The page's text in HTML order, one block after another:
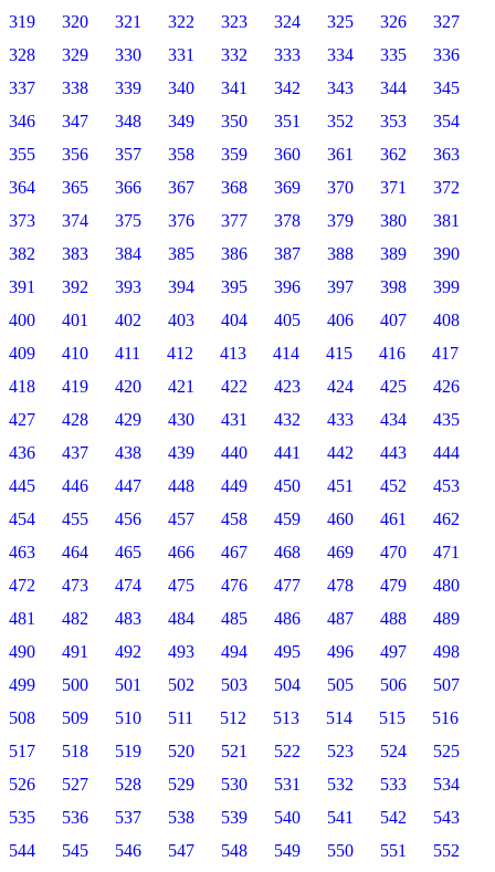
319
320 321 322 323 324 325 326
327
328
329 330 331 332 333 334 335
336
337
338 339 340 341 342 343 344
345
346
347 348 349 350 351 352 353
354
355
356 357 358 359 360 361 362
363
364
365 366 367 368 369 370 371
372
373
374 375 376 377 378 379 380
381
382
383 384 385 386 387 388 389
390
391
392 393 394 395 396 397 398
399
400
401 402 403 404 405 406 407
408
409
410 411 412 413 414 415 416
417
418
419 420 421 422 423 424 425
426
427
428 429 430 431 432 433 434
435
436
437 438 439 440 441 442 443
444
445
446 447 448 449 450 451 452
453
454
455 456 457 458 459 460 461
462
463
464 465 466 467 468 469 470
471
472
473 474 475 476 477 478 479
480
481
482 483 484 485 486 487 488
489
490
491 492 493 494 495 496 497
498
499
500 501 502 503 504 505 506
507
508
509 510 511 512 513 514 515
516
517
518 519 520 521 522 523 524
525
526
527 528 529 530 531 532 533
534
535
536 537 538 539 540 541 542
543
544
545 546 547 548 549 550 551
552